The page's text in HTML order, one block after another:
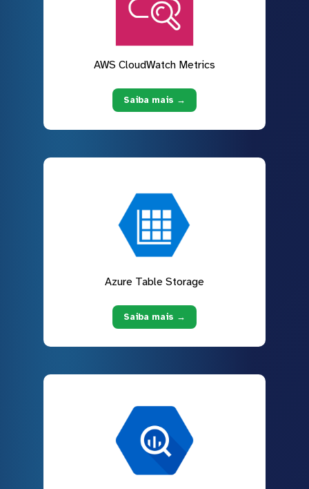
AWS CloudWatch Metrics
Saiba mais →
Azure Table Storage
Saiba mais →